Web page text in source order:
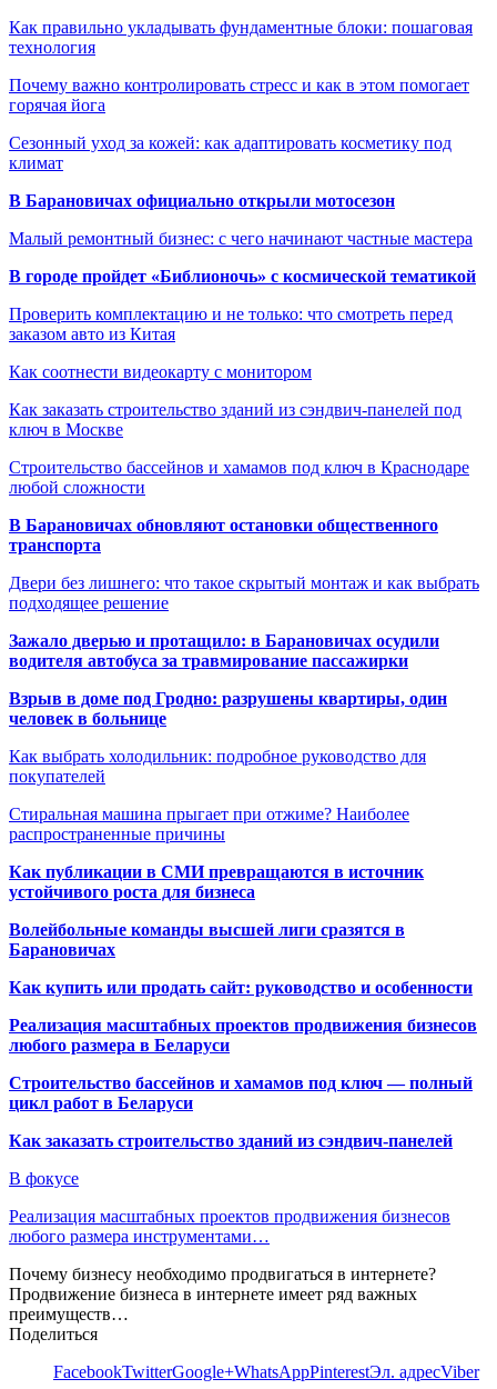
Как правильно укладывать фундаментные блоки: пошаговая
технология
Почему важно контролировать стресс и как в этом помогает
горячая йога
Сезонный уход за кожей: как адаптировать косметику под
климат
В Барановичах официально открыли мотосезон
Малый ремонтный бизнес: с чего начинают частные мастера
В городе пройдет «Библионочь» с космической тематикой
Проверить комплектацию и не только: что смотреть перед
заказом авто из Китая
Как соотнести видеокарту с монитором
Как заказать строительство зданий из сэндвич-панелей под
ключ в Москве
Строительство бассейнов и хамамов под ключ в Краснодаре
любой сложности
В Барановичах обновляют остановки общественного
транспорта
Двери без лишнего: что такое скрытый монтаж и как выбрать
подходящее решение
Зажало дверью и протащило: в Барановичах осудили
водителя автобуса за травмирование пассажирки
Взрыв в доме под Гродно: разрушены квартиры, один
человек в больнице
Как выбрать холодильник: подробное руководство для
покупателей
Стиральная машина прыгает при отжиме? Наиболее
распространенные причины
Как публикации в СМИ превращаются в источник
устойчивого роста для бизнеса
Волейбольные команды высшей лиги сразятся в
Барановичах
Как купить или продать сайт: руководство и особенности
Реализация масштабных проектов продвижения бизнесов
любого размера в Беларуси
Строительство бассейнов и хамамов под ключ — полный
цикл работ в Беларуси
Как заказать строительство зданий из сэндвич-панелей
В фокусе
Реализация масштабных проектов продвижения бизнесов
любого размера инструментами…
Почему бизнесу необходимо продвигаться в интернете?
Продвижение бизнеса в интернете имеет ряд важных
преимуществ…
Поделиться
FacebookTwitterGoogle+WhatsAppPinterestЭл. адресViber